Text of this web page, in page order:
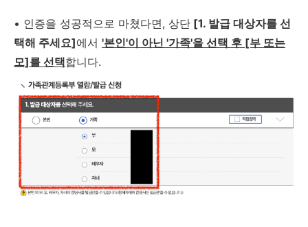
• 인증을 성공적으로 마쳤다면, 상단 [1. 발급 대상자를 선
택해 주세요]에서 '본인'이 아닌 '가족'을 선택 후 [부 또는
모]를 선택합니다.